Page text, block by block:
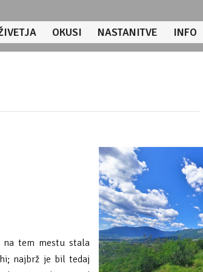
OKUSI NASTANITVE INFO
na tem mestu stala
najbrž je bil tedaj